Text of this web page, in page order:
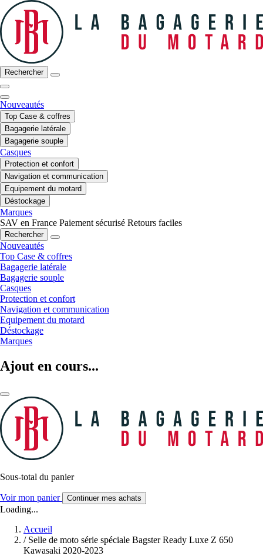
Rechercher
Nouveautés
Top Case & coffres
Bagagerie latérale
Bagagerie souple
Casques
Protection et confort
Navigation et communication
Equipement du motard
Déstockage
Marques
SAV en France Paiement sécurisé Retours faciles
Rechercher
Nouveautés
Top Case & coffres
Bagagerie latérale
Bagagerie souple
Casques
Protection et confort
Navigation et communication
Equipement du motard
Déstockage
Marques
Ajout en cours...
Sous-total du panier
Voir mon panier Continuer mes achats
Loading...
Accueil
/ Selle de moto série spéciale Bagster Ready Luxe Z 650
Kawasaki 2020-2023